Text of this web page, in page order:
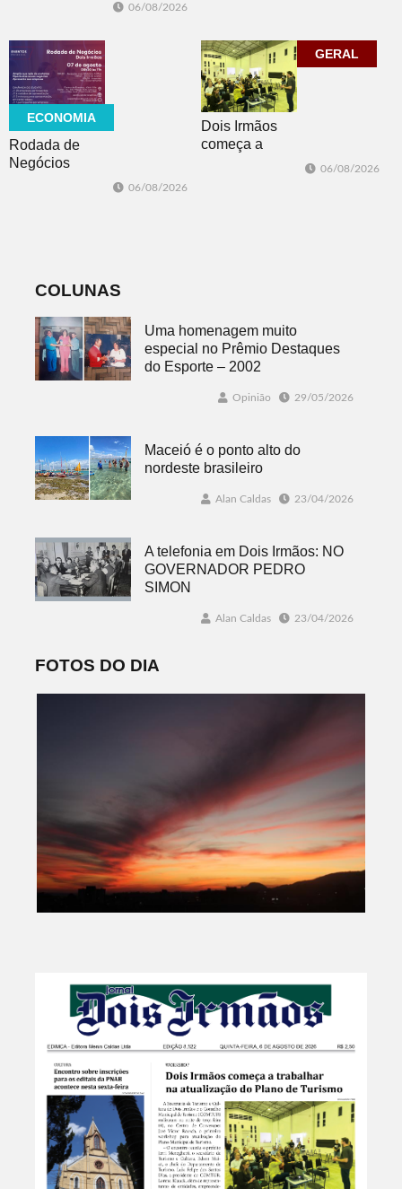
acadêmica em
debate sobre o
feminicídio
06/08/2026
ECONOMIA
Rodada de
Negócios
06/08/2026
GERAL
Dois Irmãos
começa a
06/08/2026
COLUNAS
Uma homenagem muito
especial no Prêmio Destaques
do Esporte – 2002
Opinião 29/05/2026
Maceió é o ponto alto do
nordeste brasileiro
Alan Caldas 23/04/2026
A telefonia em Dois Irmãos: NO
GOVERNADOR PEDRO
SIMON
Alan Caldas 23/04/2026
FOTOS DO DIA